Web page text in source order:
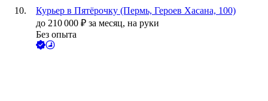
Курьер в Пятёрочку (Пермь, Героев Хасана, 100)
до 210 000 ₽ за месяц, на руки
Без опыта